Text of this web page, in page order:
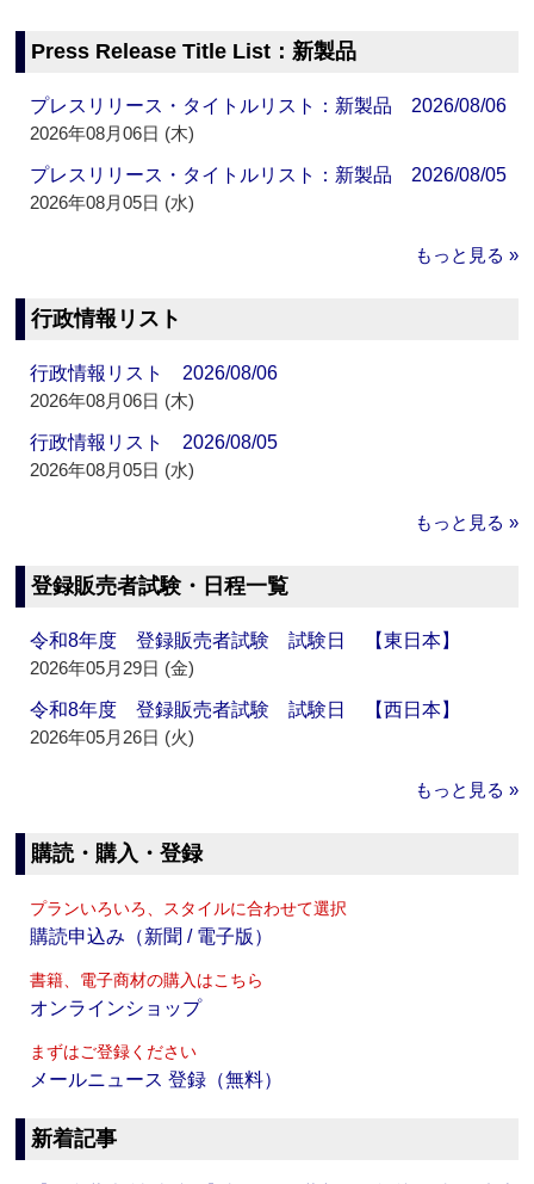
Press Release Title List：新製品
プレスリリース・タイトルリスト：新製品 2026/08/06
2026年08月06日 (木)
プレスリリース・タイトルリスト：新製品 2026/08/05
2026年08月05日 (水)
もっと見る »
行政情報リスト
行政情報リスト 2026/08/06
2026年08月06日 (木)
行政情報リスト 2026/08/05
2026年08月05日 (水)
もっと見る »
登録販売者試験・日程一覧
令和8年度 登録販売者試験 試験日 【東日本】
2026年05月29日 (金)
令和8年度 登録販売者試験 試験日 【西日本】
2026年05月26日 (火)
もっと見る »
購読・購入・登録
プランいろいろ、スタイルに合わせて選択
購読申込み（新聞 / 電子版）
書籍、電子商材の購入はこちら
オンラインショップ
まずはご登録ください
メールニュース 登録（無料）
新着記事